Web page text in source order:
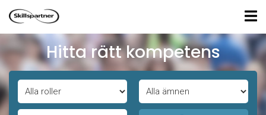
Hitta rätt kompetens